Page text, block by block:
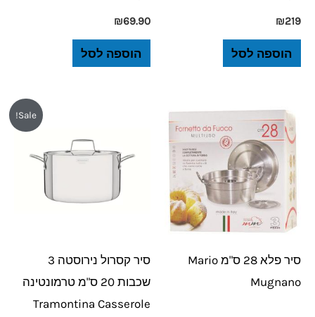
₪219
הוספה לסל
₪69.90
הוספה לסל
סיר פלא 28 ס"מ Mario
Mugnano
Sale!
סיר קסרול נירוסטה 3
שכבות 20 ס"מ טרמונטינה
Tramontina Casserole
₪350.
₪329.